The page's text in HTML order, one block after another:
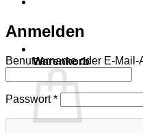
Warenkorb
Anmelden
Benutzername oder E-Mail-
Passwort*Erforderlich